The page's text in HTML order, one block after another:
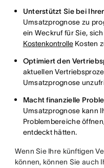
Unterstützt Sie bei
Umsatzprognose zu
ein Weckruf für Sie,
KostenkontrolleKosten
Optimiert den
aktuellen
Umsatzprognose
Macht finanzielle
Umsatzprognose kann
Problembereiche
entdeckt hätten.
Wenn Sie Ihre künftigen
können, können Sie auch